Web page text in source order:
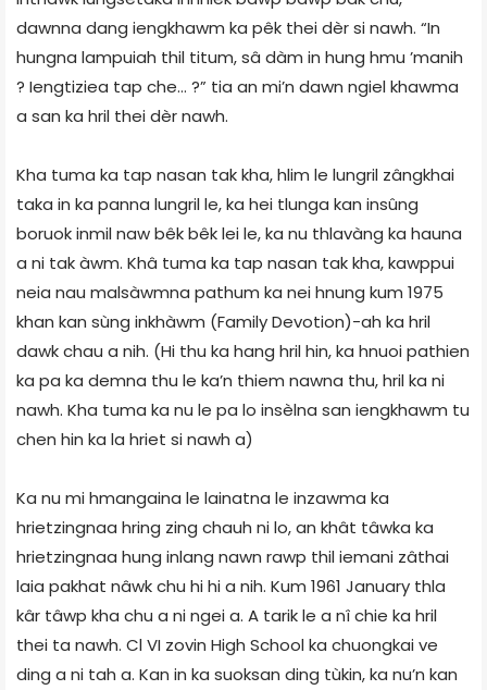
dawnna dang iengkhawm ka pêk thei dèr si nawh. “In
hungna lampuiah thil titum, sâ dàm in hung hmu ’manih
? Iengtiziea tap che… ?” tia an mi’n dawn ngiel khawma
a san ka hril thei dèr nawh.
Kha tuma ka tap nasan tak kha, hlim le lungril zângkhai
taka in ka panna lungril le, ka hei tlunga kan insûng
boruok inmil naw bêk bêk lei le, ka nu thlavàng ka hauna
a ni tak àwm. Khâ tuma ka tap nasan tak kha, kawppui
neia nau malsàwmna pathum ka nei hnung kum 1975
khan kan sùng inkhàwm (Family Devotion)-ah ka hril
dawk chau a nih. (Hi thu ka hang hril hin, ka hnuoi pathien
ka pa ka demna thu le ka’n thiem nawna thu, hril ka ni
nawh. Kha tuma ka nu le pa lo insèlna san iengkhawm tu
chen hin ka la hriet si nawh a)
Ka nu mi hmangaina le lainatna le inzawma ka
hrietzingnaa hring zing chauh ni lo, an khât tâwka ka
hrietzingnaa hung inlang nawn rawp thil iemani zâthai
laia pakhat nâwk chu hi hi a nih. Kum 1961 January thla
kâr tâwp kha chu a ni ngei a. A tarik le a nî chie ka hril
thei ta nawh. Cl VI zovin High School ka chuongkai ve
ding a ni tah a. Kan in ka suoksan ding tùkin, ka nu’n kan